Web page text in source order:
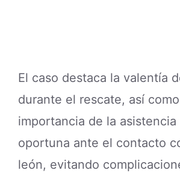
El caso destaca la valentía
durante el rescate, así
importancia de la asistencia
oportuna ante el contacto
león, evitando